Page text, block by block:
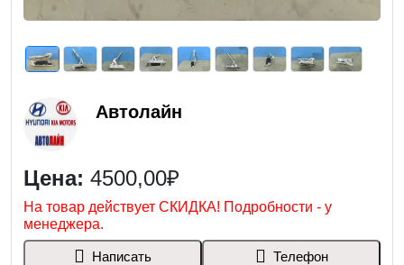
Автолайн
Цена: 4500,00₽
На товар действует СКИДКА! Подробности - у
менеджера.
Написать Телефон